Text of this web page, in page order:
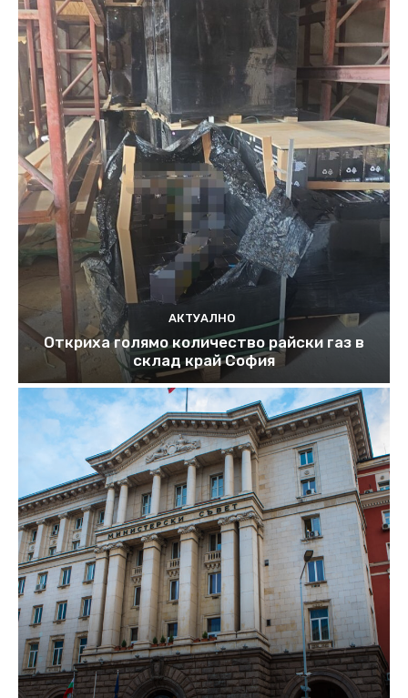
АКТУАЛНО
Откриха голямо количество райски газ в
склад край София